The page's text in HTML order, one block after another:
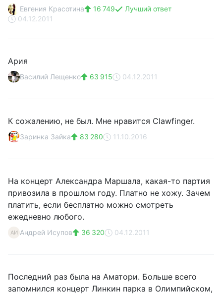
Евгения Красотина 16 749
Лучший ответ
04.12.2011
Ария
Василий Лещенко 63 915 04.12.2011
К сожалению, не был. Мне нравится Clawfinger.
Заринка Зайка 83 280 11.10.2016
На концерт Александра Маршала, какая-то партия
привозила в прошлом году. Платно не хожу. Зачем
платить, если бесплатно можно смотреть
ежедневно любого.
АИ Андрей Исупов 36 320 04.12.2011
Последний раз была на Аматори. Больше всего
запомнился концерт Линкин парка в Олимпийском,